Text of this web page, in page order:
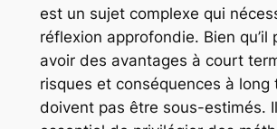
est un sujet complexe qui
réflexion approfondie. Bien qu’il
avoir des avantages à court
risques et conséquences à long
doivent pas être sous-estimés.